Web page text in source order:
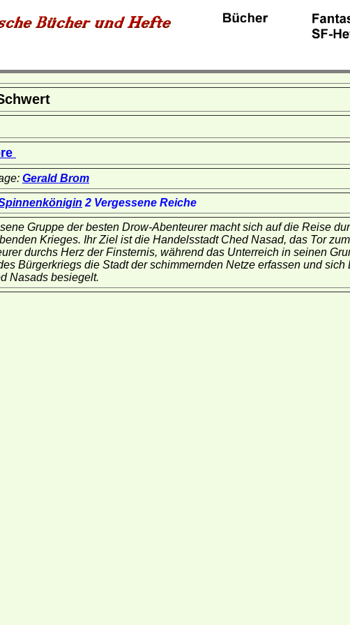
Gerald Brom
2 Vergessene Reiche
Gruppe der besten Drow-Abenteurer macht sich auf die Reise
Krieges. Ihr Ziel ist die Handelsstadt Ched Nasad, das Tor
durchs Herz der Finsternis, während das Unterreich in seinen
Bürgerkriegs die Stadt der schimmernden Netze erfassen und
Nasads besiegelt.